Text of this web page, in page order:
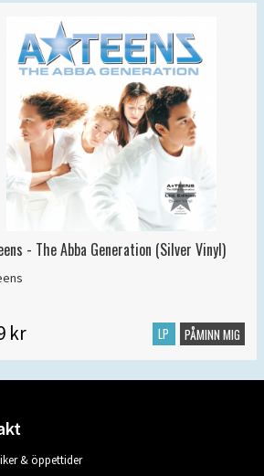
- The Abba Generation (Silver Vinyl)
kr LP PÅMINN MIG
& öppettider